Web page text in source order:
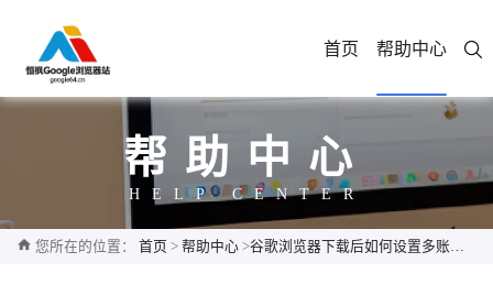
首页 帮助中心
帮助中心
HELP CENTER
您所在的位置： 首页 > 帮助中心 >谷歌浏览器下载后如何设置多账户登录